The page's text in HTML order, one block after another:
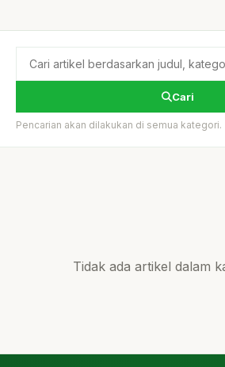
Cari
Pencarian akan dilakukan di semua kategori.
Tidak ada artikel dalam